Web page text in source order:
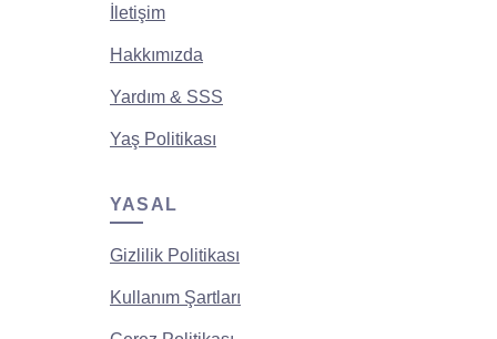
İletişim
Hakkımızda
Yardım & SSS
Yaş Politikası
YASAL
Gizlilik Politikası
Kullanım Şartları